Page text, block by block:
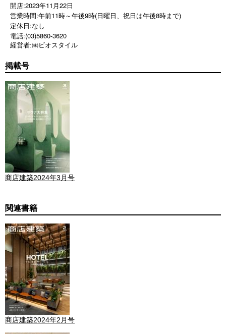
開店:2023年11月22日
営業時間:午前11時～午後9時(日曜日、祝日は午後8時まで)
定休日:なし
電話:(03)5860-3620
経営者:㈱ビオスタイル
掲載号
商店建築2024年3月号
関連書籍
商店建築2024年2月号